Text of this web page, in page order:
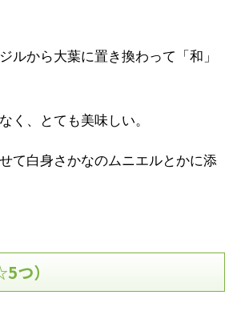
ルから大葉に置き換わって「和」
く、とても美味しい。
て白身さかなのムニエルとかに添
つ）